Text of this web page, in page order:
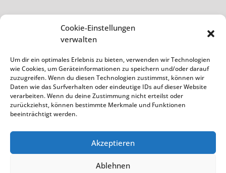
Cookie-Einstellungen
verwalten
Um dir ein optimales Erlebnis zu bieten, verwenden wir Technologien
wie Cookies, um Geräteinformationen zu speichern und/oder darauf
zuzugreifen. Wenn du diesen Technologien zustimmst, können wir
Daten wie das Surfverhalten oder eindeutige IDs auf dieser Website
verarbeiten. Wenn du deine Zustimmung nicht erteilst oder
zurückziehst, können bestimmte Merkmale und Funktionen
beeinträchtigt werden.
Akzeptieren
Ablehnen
DATENSCHUTZ
REISEVERSICHERUNG